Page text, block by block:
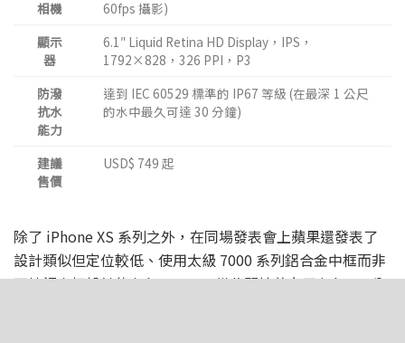
相機
60fps 攝影)
顯示
器
6.1″ Liquid Retina HD Display，IPS，
1792×828，326 PPI，P3
防潑
抗水
能力
達到 IEC 60529 標準的 IP67 等級 (在最深 1 公尺
的水中最久可達 30 分鐘)
建議
售價
USD$ 749 起
除了 iPhone XS 系列之外，在同場發表會上蘋果還發表了
設計類似但定位較低、使用太級 7000 系列鋁合金中框而非
不鏽鋼中框設計的 iPhone XR，從此開始奠定了 iPhone 分